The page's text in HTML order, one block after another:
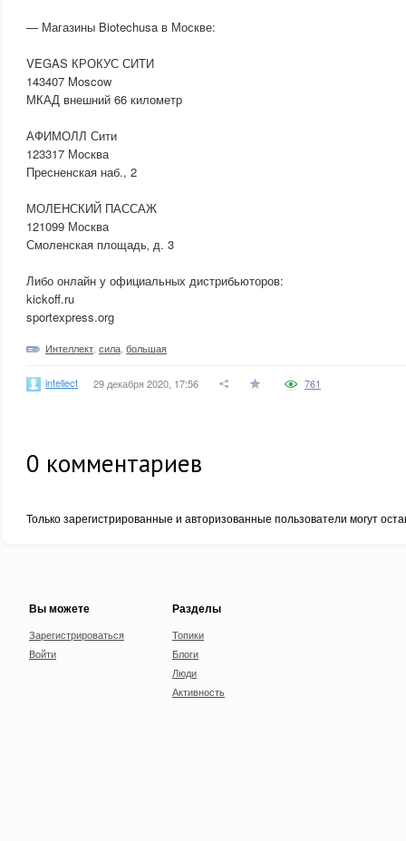
— Магазины Biotechusa в Москве:
VEGAS КРОКУС СИТИ
143407 Moscow
МКАД внешний 66 километр
АФИМОЛЛ Сити
123317 Москва
Пресненская наб., 2
МОЛЕНСКИЙ ПАССАЖ
121099 Москва
Смоленская площадь‚ д. 3
Либо онлайн у официальных дистрибьюторов:
kickoff.ru
‪sportexpress.org
Интеллект сила большая
intellect 29 декабря 2020, 17:56 761
0 комментариев
Только зарегистрированные и авторизованные пользователи могут
Вы можете
Зарегистрироваться
Войти
Разделы
Топики
Блоги
Люди
Активность